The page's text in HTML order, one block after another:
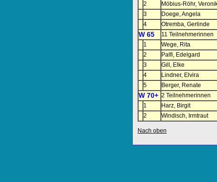
2
Möbius-Röhr,
3
Doege, Angela
4
Otremba, Gerlinde
W 65
11 Teilnehmerinnen
1
Wege, Rita
2
Palfi, Edelgard
3
Gill, Elke
4
Lindner, Elvira
5
Berger, Renate
W 70+ 2 Teilnehmerinnen
1
Harz, Birgit
2
Windisch, Irmtraut
Nach oben